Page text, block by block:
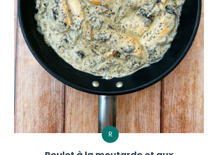
R